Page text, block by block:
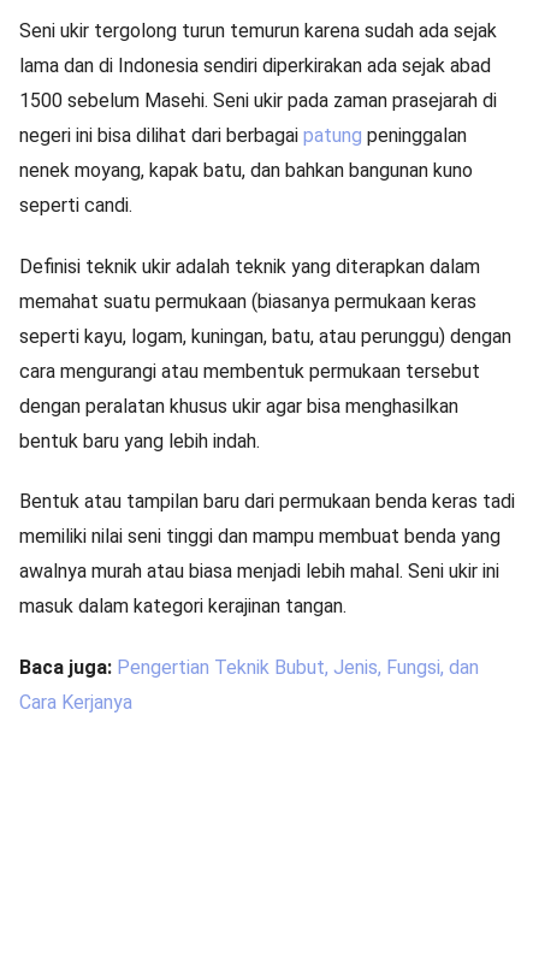
Seni ukir tergolong turun temurun karena sudah ada sejak
lama dan di Indonesia sendiri diperkirakan ada sejak abad
1500 sebelum Masehi. Seni ukir pada zaman prasejarah di
negeri ini bisa dilihat dari berbagai patung peninggalan
nenek moyang, kapak batu, dan bahkan bangunan kuno
seperti candi.
Definisi teknik ukir adalah teknik yang diterapkan dalam
memahat suatu permukaan (biasanya permukaan keras
seperti kayu, logam, kuningan, batu, atau perunggu) dengan
cara mengurangi atau membentuk permukaan tersebut
dengan peralatan khusus ukir agar bisa menghasilkan
bentuk baru yang lebih indah.
Bentuk atau tampilan baru dari permukaan benda keras tadi
memiliki nilai seni tinggi dan mampu membuat benda yang
awalnya murah atau biasa menjadi lebih mahal. Seni ukir ini
masuk dalam kategori kerajinan tangan.
Baca juga: Pengertian Teknik Bubut, Jenis, Fungsi, dan
Cara Kerjanya